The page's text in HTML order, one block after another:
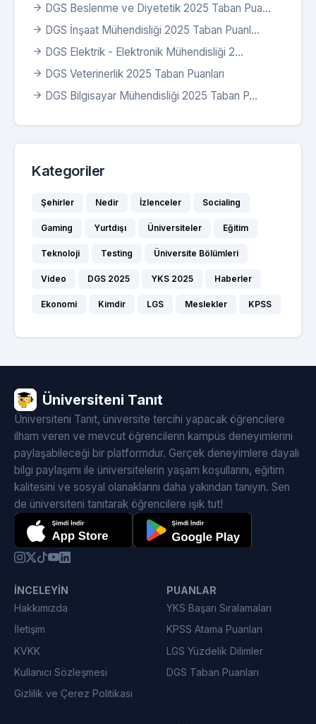
DGS Beslenme ve Diyetetik 2025 Taban Pua...
DGS İnşaat Mühendisliği 2025 Taban Puanl...
DGS Elektrik - Elektronik Mühendisliği 2...
DGS Veterinerlik 2025 Taban Puanları
DGS Bilgisayar Mühendisliği 2025 Taban P...
Kategoriler
Şehirler Nedir İzlenceler Socialing
Gaming Yurtdışı Üniversiteler Eğitim
Teknoloji Testing Üniversite Bölümleri
Video DGS 2025 YKS 2025 Haberler
Ekonomi Kimdir LGS Meslekler KPSS
Üniversiteni Tanıt
Üniversiteni Tanıt, üniversite tercihi yapacak öğrencilere
ilham veren ve mevcut öğrencilerin kampüs deneyimlerini
paylaşabileceği bir platformdur. Gerçek deneyimlere dayalı
bilgi paylaşımı ile üniversitelerin yaşam koşullarını, eğitim
kalitesini ve sosyal olanaklarını daha yakından tanıyın. Sen
de üniversiteni tanıtarak öğrencilere ışık tut!
İNCELEYIN
Hakkımızda
İletişim
KVKK
Kullanıcı Sözleşmesi
Gizlilik ve Çerez Politikası
PUANLAR
YKS Başarı Sıralamaları
KPSS Atama Puanları
LGS Yüzdelik Dilimler
DGS Taban Puanları